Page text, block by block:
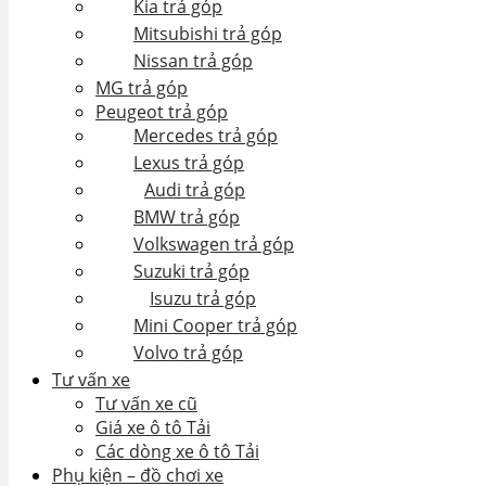
Kia trả góp
Mitsubishi trả góp
Nissan trả góp
MG trả góp
Peugeot trả góp
Mercedes trả góp
Lexus trả góp
Audi trả góp
BMW trả góp
Volkswagen trả góp
Suzuki trả góp
Isuzu trả góp
Mini Cooper trả góp
Volvo trả góp
Tư vấn xe
Tư vấn xe cũ
Giá xe ô tô Tải
Các dòng xe ô tô Tải
Phụ kiện – đồ chơi xe